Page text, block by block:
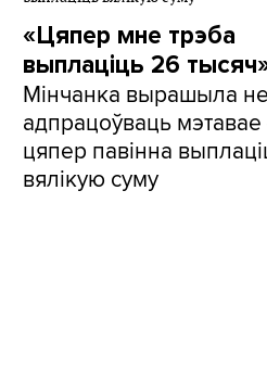
«Цяпер мне трэба
выплаціць 26
Мінчанка вырашыла не
адпрацоўваць мэтавае
цяпер павінна
вялікую суму